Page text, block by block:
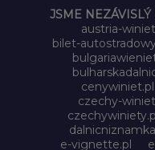
JSME NEZÁVISLÝ
austria-
bilet-
cenywiniet.pl
czechy-
e-vignette.pl